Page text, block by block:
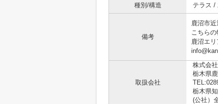
種別/構造 テラス /
備考
鹿沼市
こちら
鹿沼エ
取扱会社
株式会
栃木県
栃木県
(公社）